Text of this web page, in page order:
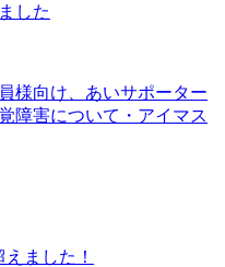
した
様向け、あいサポーター
障害について・アイマス
ました！